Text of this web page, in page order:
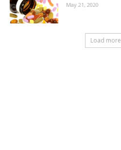
May 21, 2020
Load more